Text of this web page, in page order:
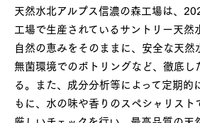
天然水北アルプス信濃の森工場は、
工場で生産されているサントリー天然
自然の恵みをそのままに、安全な天然
無菌環境でのボトリングなど、徹底し
る。また、成分分析等によって定期的
もに、水の味や香りのスペシャリス